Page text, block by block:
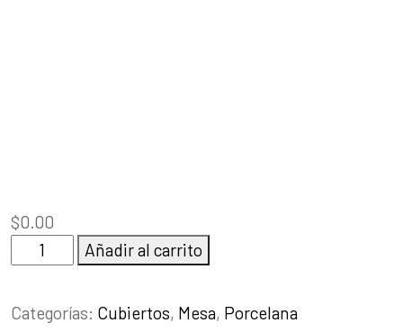
$0.00
Cuchara
Sopera
Añadir al carrito
Categorías: Cubiertos, Mesa, Porcelana